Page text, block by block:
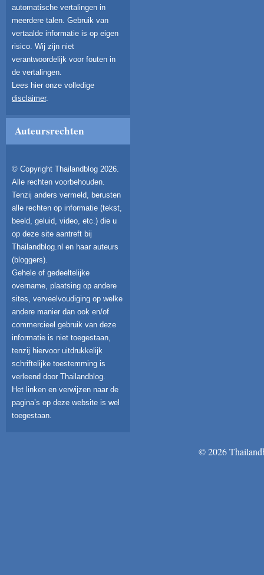
automatische vertalingen in
meerdere talen. Gebruik van
vertaalde informatie is op eigen
risico. Wij zijn niet
verantwoordelijk voor fouten in
de vertalingen.
Lees hier onze volledige
disclaimer.
Auteursrechten
© Copyright Thailandblog 2026.
Alle rechten voorbehouden.
Tenzij anders vermeld, berusten
alle rechten op informatie (tekst,
beeld, geluid, video, etc.) die u
op deze site aantreft bij
Thailandblog.nl en haar auteurs
(bloggers).
Gehele of gedeeltelijke
overname, plaatsing op andere
sites, verveelvoudiging op welke
andere manier dan ook en/of
commercieel gebruik van deze
informatie is niet toegestaan,
tenzij hiervoor uitdrukkelijk
schriftelijke toestemming is
verleend door Thailandblog.
Het linken en verwijzen naar de
pagina’s op deze website is wel
toegestaan.
© 2026